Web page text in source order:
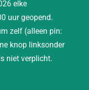
elke
uur geopend.
zelf (alleen pin:
knop linksonder
niet verplicht.